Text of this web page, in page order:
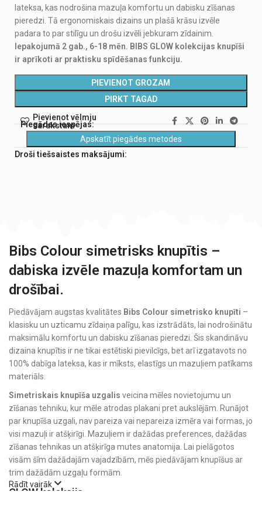
lateksa, kas nodrošina mazuļa komfortu un dabisku zīšanas
pieredzi. Tā ergonomiskais dizains un plašā krāsu izvēle
padara to par stilīgu un drošu izvēli jebkuram zīdainim.
Iepakojumā 2 gab., 6-18 mēn. BIBS GLOW kolekcijas knupīši
ir aprīkoti ar praktisku spīdēšanas funkciju.
PIEVIENOT GROZAM
PIRKT TAGAD
Pievienot vēlmju
sarakstam
Piegādes iespējas:
Apskatīt piegādes metodes
Droši tiešsaistes maksājumi:
Bibs Colour simetrisks knupītis –
dabiska izvēle mazuļa komfortam un
drošībai.
Piedāvājam augstas kvalitātes Bibs Colour simetrisko knupīti –
klasisku un uzticamu zīdaiņa palīgu, kas izstrādāts, lai nodrošinātu
maksimālu komfortu un dabisku zīšanas pieredzi. Šis skandināvu
dizaina knupītis ir ne tikai estētiski pievilcīgs, bet arī izgatavots no
100% dabīga lateksa, kas ir mīksts, elastīgs un mazuļiem patīkams
materiāls.
Simetriskais knupīša uzgalis veicina mēles novietojumu un
zīšanas tehniku, kur mēle atrodas plakani pret aukslējām. Runājot
par knupīša uzgali, nav pareiza vai nepareiza izmēra vai formas, jo
visi mazuļi ir atšķirīgi. Mazuļiem ir dažādas preferences, dažādas
zīšanas tehnikas un atšķirīga mutes anatomija. Lai pielāgotos
visām šīm dažādajām vajadzībām, mēs piedāvājam knupīšus ar
trim dažādām uzgaļu formām.
GLOW kolekcija.
Rādīt vairāk